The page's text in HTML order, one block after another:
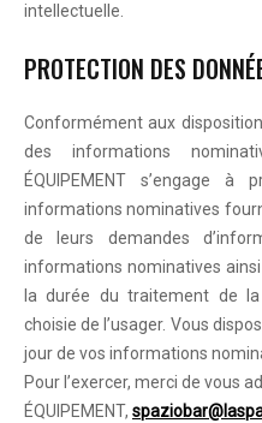
intellectuelle.
PROTECTION DES
Conformément aux
des informations
ÉQUIPEMENT s’engage à
informations nominatives
de leurs demandes
informations nominatives
la durée du traitement de
choisie de l’usager. Vous
jour de vos informations
Pour l’exercer, merci de vous
ÉQUIPEMENT,